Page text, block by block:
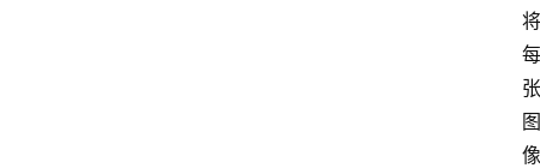
将
每
张
图
像